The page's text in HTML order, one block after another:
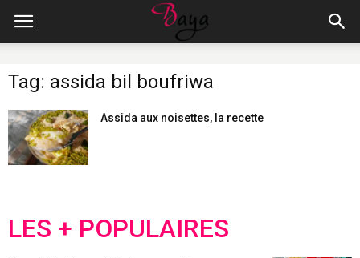
Tag: assida bil boufriwa
Assida aux noisettes, la recette
LES + POPULAIRES